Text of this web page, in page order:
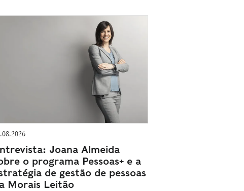
Joana Almeida
o programa Pessoas+ e a
de gestão de pessoas
Morais Leitão